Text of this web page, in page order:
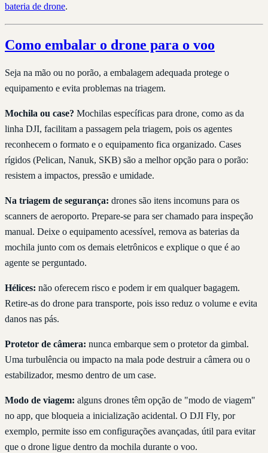
bateria de drone.
Como embalar o drone para o voo
Seja na mão ou no porão, a embalagem adequada protege o
equipamento e evita problemas na triagem.
Mochila ou case? Mochilas específicas para drone, como as da
linha DJI, facilitam a passagem pela triagem, pois os agentes
reconhecem o formato e o equipamento fica organizado. Cases
rígidos (Pelican, Nanuk, SKB) são a melhor opção para o porão:
resistem a impactos, pressão e umidade.
Na triagem de segurança: drones são itens incomuns para os
scanners de aeroporto. Prepare-se para ser chamado para inspeção
manual. Deixe o equipamento acessível, remova as baterias da
mochila junto com os demais eletrônicos e explique o que é ao
agente se perguntado.
Hélices: não oferecem risco e podem ir em qualquer bagagem.
Retire-as do drone para transporte, pois isso reduz o volume e evita
danos nas pás.
Protetor de câmera: nunca embarque sem o protetor da gimbal.
Uma turbulência ou impacto na mala pode destruir a câmera ou o
estabilizador, mesmo dentro de um case.
Modo de viagem: alguns drones têm opção de "modo de viagem"
no app, que bloqueia a inicialização acidental. O DJI Fly, por
exemplo, permite isso em configurações avançadas, útil para evitar
que o drone ligue dentro da mochila durante o voo.